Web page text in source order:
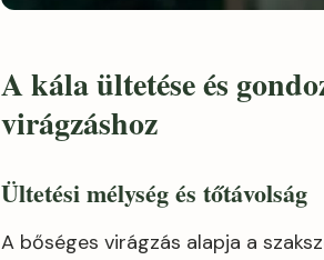
A kála ültetése és
virágzáshoz
Ültetési mélység és tőtávolság
A bőséges virágzás alapja a